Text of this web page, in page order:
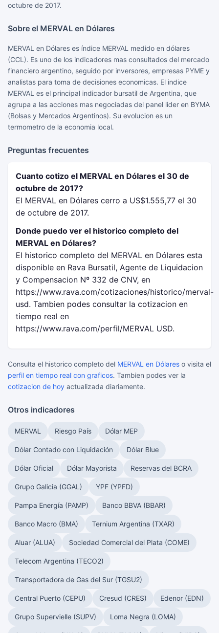
octubre de 2017.
Sobre el MERVAL en Dólares
MERVAL en Dólares es índice MERVAL medido en dólares
(CCL). Es uno de los indicadores mas consultados del mercado
financiero argentino, seguido por inversores, empresas PYME y
analistas para toma de decisiones economicas. El indice
MERVAL es el principal indicador bursatil de Argentina, que
agrupa a las acciones mas negociadas del panel lider en BYMA
(Bolsas y Mercados Argentinos). Su evolucion es un
termometro de la economia local.
Preguntas frecuentes
Cuanto cotizo el MERVAL en Dólares el 30 de
octubre de 2017?
El MERVAL en Dólares cerro a US$1.555,77 el 30
de octubre de 2017.
Donde puedo ver el historico completo del
MERVAL en Dólares?
El historico completo del MERVAL en Dólares esta
disponible en Rava Bursatil, Agente de Liquidacion
y Compensacion Nº 332 de CNV, en
https://www.rava.com/cotizaciones/historico/merval-
usd. Tambien podes consultar la cotizacion en
tiempo real en
https://www.rava.com/perfil/MERVAL USD.
Consulta el historico completo del MERVAL en Dólares o visita el
perfil en tiempo real con graficos. Tambien podes ver la
cotizacion de hoy actualizada diariamente.
Otros indicadores
MERVAL Riesgo País Dólar MEP
Dólar Contado con Liquidación Dólar Blue
Dólar Oficial Dólar Mayorista Reservas del BCRA
Grupo Galicia (GGAL) YPF (YPFD)
Pampa Energía (PAMP) Banco BBVA (BBAR)
Banco Macro (BMA) Ternium Argentina (TXAR)
Aluar (ALUA) Sociedad Comercial del Plata (COME)
Telecom Argentina (TECO2)
Transportadora de Gas del Sur (TGSU2)
Central Puerto (CEPU) Cresud (CRES) Edenor (EDN)
Grupo Supervielle (SUPV) Loma Negra (LOMA)